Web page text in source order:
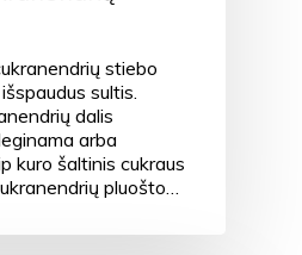
stiebo
sultis.
dalis
arba
kuro šaltinis cukraus
pluošto…